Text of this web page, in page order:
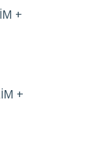
+
+